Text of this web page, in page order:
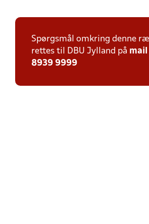
Spørgsmål omkring denne
rettes til DBU Jylland på mail
8939 9999